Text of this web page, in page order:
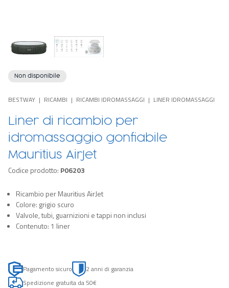
Non disponibile
BESTWAY RICAMBI RICAMBI IDROMASSAGGI LINER IDROMASSAGGI
Liner di ricambio per
idromassaggio gonfiabile
Mauritius AirJet
Codice prodotto: P06203
Ricambio per Mauritius AirJet
Colore: grigio scuro
Valvole, tubi, guarnizioni e tappi non inclusi
Contenuto: 1 liner
Pagamento sicuro
2 anni di garanzia
Spedizione gratuita da 50€